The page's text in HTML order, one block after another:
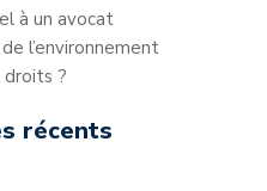
à un avocat
l’environnement
?
récents